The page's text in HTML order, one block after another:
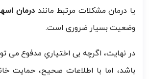
یا درمان مشکلات مرتبط مانند درمان
وضعیت بسیار ضروری است.
در نهایت، اگرچه بی اختیاریِ مدفوع می
باشد، اما با اطلاعات صحیح، حمایت